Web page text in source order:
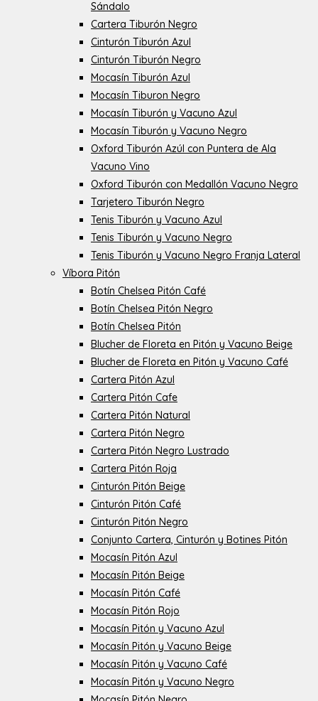
Sándalo
Cartera Tiburón Negro
Cinturón Tiburón Azul
Cinturón Tiburón Negro
Mocasín Tiburón Azul
Mocasín Tiburon Negro
Mocasín Tiburón y Vacuno Azul
Mocasín Tiburón y Vacuno Negro
Oxford Tiburón Azúl con Puntera de Ala
Vacuno Vino
Oxford Tiburón con Medallón Vacuno Negro
Tarjetero Tiburón Negro
Tenis Tiburón y Vacuno Azul
Tenis Tiburón y Vacuno Negro
Tenis Tiburón y Vacuno Negro Franja Lateral
Víbora Pitón
Botín Chelsea Pitón Café
Botín Chelsea Pitón Negro
Botín Chelsea Pitón
Blucher de Floreta en Pitón y Vacuno Beige
Blucher de Floreta en Pitón y Vacuno Café
Cartera Pitón Azul
Cartera Pitón Cafe
Cartera Pitón Natural
Cartera Pitón Negro
Cartera Pitón Negro Lustrado
Cartera Pitón Roja
Cinturón Pitón Beige
Cinturón Pitón Café
Cinturón Pitón Negro
Conjunto Cartera, Cinturón y Botines Pitón
Mocasín Pitón Azul
Mocasín Pitón Beige
Mocasín Pitón Café
Mocasín Pitón Rojo
Mocasín Pitón y Vacuno Azul
Mocasín Pitón y Vacuno Beige
Mocasín Pitón y Vacuno Café
Mocasín Pitón y Vacuno Negro